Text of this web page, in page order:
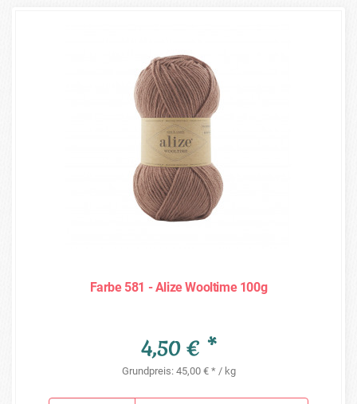
Farbe 581 - Alize Wooltime 100g
4,50 € *
Grundpreis: 45,00 € * / kg